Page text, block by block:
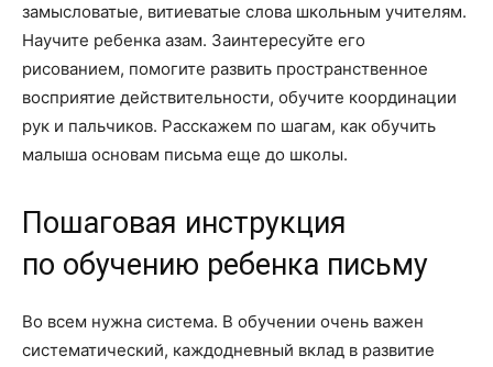
замысловатые, витиеватые слова школьным учителям.
Научите ребенка азам. Заинтересуйте его
рисованием, помогите развить пространственное
восприятие действительности, обучите координации
рук и пальчиков. Расскажем по шагам, как обучить
малыша основам письма еще до школы.
Пошаговая инструкция
по обучению ребенка письму
Во всем нужна система. В обучении очень важен
систематический, каждодневный вклад в развитие